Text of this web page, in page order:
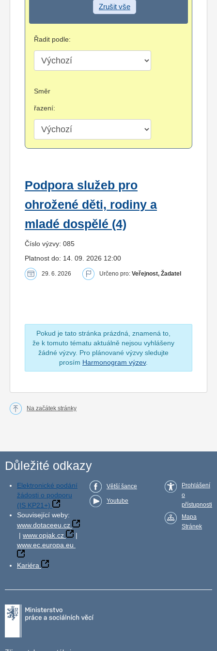
Zrušit vše
Řadit podle:
Směr
řazení:
Podpora služeb pro
ohrožené děti, rodiny a
mladé dospělé (4)
Číslo výzvy: 085
Platnost do: 14. 09. 2026 12:00
29. 6. 2026 Určeno pro: Veřejnost, Žadatel
Pokud je tato stránka prázdná, znamená to,
že k tomuto tématu aktuálně nejsou vyhlášeny
žádné výzvy. Pro plánované výzvy sledujte
prosím Harmonogram výzev.
Na začátek stránky
Důležité odkazy
Elektronické podání
žádosti o podporu
(IS KP21+)
Související weby:
www.dotaceeu.cz
| www.opjak.cz
|
www.ec.europa.eu
Kariéra
Větší šance
Youtube
Prohlášení
o
přístupnosti
Mapa
Stránek